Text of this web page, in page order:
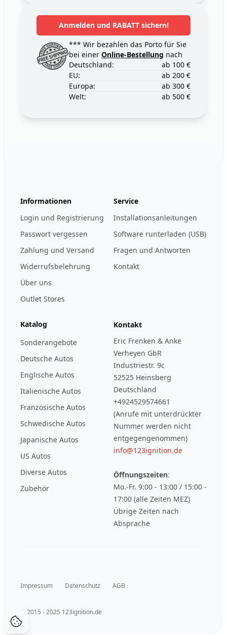
Anmelden und RABATT sichern!
*** Wir bezahlen das Porto für Sie
bei einer Online-Bestellung nach
Deutschland:
ab 100 €
EU:
ab 200 €
Europa:
ab 300 €
Welt:
ab 500 €
Informationen
Login und Registrierung
Passwort vergessen
Zahlung und Versand
Widerrufsbelehrung
Über uns
Outlet Stores
Service
Installationsanleitungen
Software runterladen (USB)
Fragen und Antworten
Kontakt
Katalog
Sonderangebote
Deutsche Autos
Englische Autos
Italienische Autos
Französische Autos
Schwedische Autos
Japanische Autos
US Autos
Diverse Autos
Zubehör
Kontakt
Eric Frenken & Anke
Verheyen GbR
Industriestr. 9c
52525 Heinsberg
Deutschland
+4924529574661
(Anrufe mit unterdrückter
Nummer werden nicht
entgegengenommen)
info@123ignition.de
Öffnungszeiten:
Mo.-Fr. 9:00 - 13:00 / 15:00 -
17:00 (alle Zeiten MEZ)
Übrige Zeiten nach
Absprache
Impressum Datenschutz AGB
© 2015 - 2025 123ignition.de